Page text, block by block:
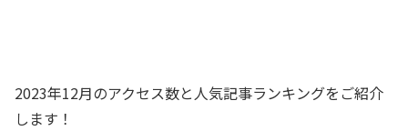
2023年12月のアクセス数と人気記事ランキングをご紹介
します！